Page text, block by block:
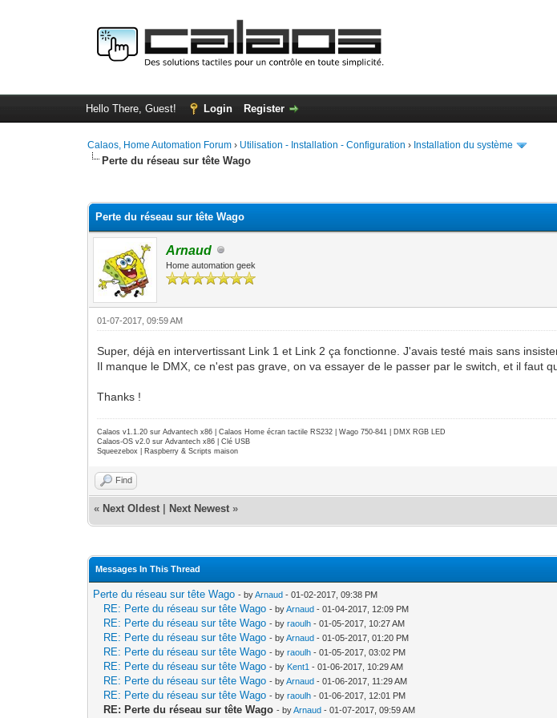
Hello There, Guest! Login Register
Calaos, Home Automation Forum › Utilisation - Installation - Configuration › Installation du système
Perte du réseau sur tête Wago
Perte du réseau sur tête Wago
Arnaud
Home automation geek
01-07-2017, 09:59 AM
Super, déjà en intervertissant Link 1 et Link 2 ça fonctionne. J'avais testé mais sans
Il manque le DMX, ce n'est pas grave, on va essayer de le passer par le switch, et il faut
Thanks !
Calaos v1.1.20 sur Advantech x86 | Calaos Home écran tactile RS232 | Wago 750-841 | DMX RGB LED
Calaos-OS v2.0 sur Advantech x86 | Clé USB
Squeezebox | Raspberry & Scripts maison
Find
« Next Oldest Next Newest »
Messages In This Thread
Perte du réseau sur tête Wago - byArnaud - 01-02-2017, 09:38 PM
RE: Perte du réseau sur tête Wago - byArnaud - 01-04-2017, 12:09 PM
RE: Perte du réseau sur tête Wago - byraoulh - 01-05-2017, 10:27 AM
RE: Perte du réseau sur tête Wago - byArnaud - 01-05-2017, 01:20 PM
RE: Perte du réseau sur tête Wago - byraoulh - 01-05-2017, 03:02 PM
RE: Perte du réseau sur tête Wago - by Kent1 - 01-06-2017, 10:29 AM
RE: Perte du réseau sur tête Wago - byArnaud - 01-06-2017, 11:29 AM
RE: Perte du réseau sur tête Wago - byraoulh - 01-06-2017, 12:01 PM
RE: Perte du réseau sur tête Wago - byArnaud - 01-07-2017, 09:59 AM